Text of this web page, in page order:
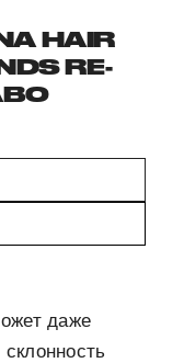
HAIR
RE-
даже